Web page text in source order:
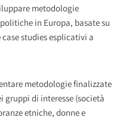
metodologie
in Europa, basate su
studies esplicativi a
metodologie finalizzate
di interesse (società
etniche, donne e